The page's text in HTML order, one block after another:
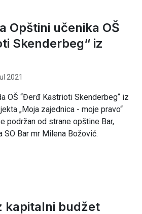
Opštini učenika OŠ
Skenderbeg“ iz
2021
OŠ “Đerđ Kastrioti Skenderbeg“ iz
„Moja zajednica - moje pravo“
podržan od strane opštine Bar,
Bar mr Milena Božović.
kapitalni budžet